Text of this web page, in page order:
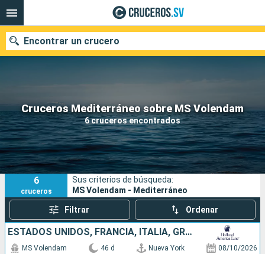
Cruceros Mediterráneo sobre MS Volendam
6 cruceros encontrados
Encontrar un crucero
Nuestros destinos
Fecha de salida
Puertos Compañías
Buscar
6
cruceros
Sus criterios de búsqueda:
MS Volendam - Mediterráneo
Filtrar Ordenar
ESTADOS UNIDOS, FRANCIA, ITALIA, GRECIA, TURQUÍA, MALTA, TÚNEZ, ESPAÑA, PORTUGAL
MS Volendam 46 d Nueva York 08/10/2026